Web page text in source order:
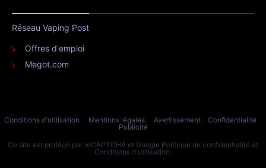
Réseau Vaping Post
Offres d'emploi
Megot.com
Conditions d'utilisation Mentions légales Avertissement
Confidentialité
Publicité
Ce site est protégé par reCAPTCHA et Google Politique de confidentialité et
Conditions d'utilisation.